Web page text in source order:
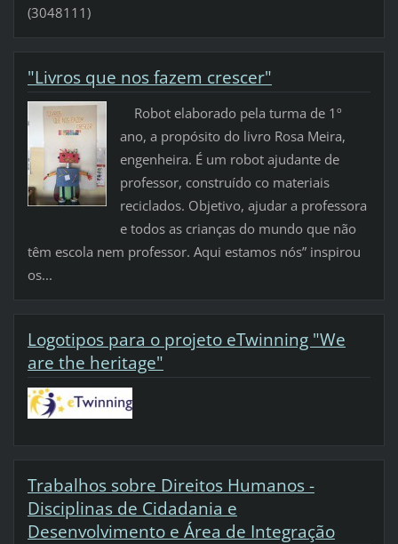
(3048111)
"Livros que nos fazem crescer"
Robot elaborado pela turma de 1º
ano, a propósito do livro Rosa Meira,
engenheira. É um robot ajudante de
professor, construído co materiais
reciclados. Objetivo, ajudar a professora
e todos as crianças do mundo que não
têm escola nem professor. Aqui estamos nós” inspirou
os...
Logotipos para o projeto eTwinning "We
are the heritage"
Trabalhos sobre Direitos Humanos -
Disciplinas de Cidadania e
Desenvolvimento e Área de Integração